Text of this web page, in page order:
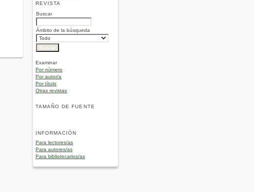
REVISTA
Buscar
Ámbito de la búsqueda
Examinar
Por número
Por autor/a
Por título
Otras revistas
TAMAÑO DE FUENTE
INFORMACIÓN
Para lectores/as
Para autores/as
Para bibliotecarios/as